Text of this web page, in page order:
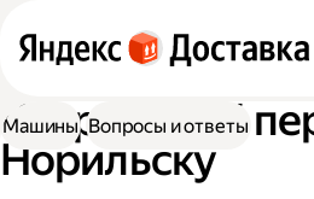
Квартирный
Норильску
Машины Вопросы и ответы